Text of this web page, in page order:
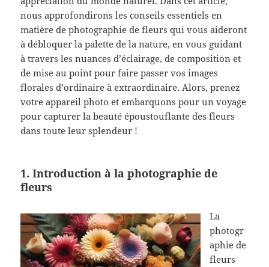
nous approfondirons les conseils essentiels en
matière de photographie de fleurs qui vous aideront
à débloquer la palette de la nature, en vous guidant
à travers les nuances d’éclairage, de composition et
de mise au point pour faire passer vos images
florales d’ordinaire à extraordinaire. Alors, prenez
votre appareil photo et embarquons pour un voyage
pour capturer la beauté époustouflante des fleurs
dans toute leur splendeur !
1. Introduction à la photographie de
fleurs
La
photogr
aphie de
fleurs